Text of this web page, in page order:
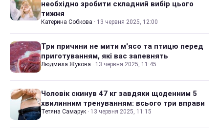
необхідно зробити складний вибір цього
тижня
Катерина Собкова · 13 червня 2025, 12:00
Три причини не мити м'ясо та птицю перед
приготуванням, які вас запевнять
Людмила Жукова · 13 червня 2025, 11:45
Чоловік скинув 47 кг завдяки щоденним 5
хвилинним тренуванням: всього три вправи
Тетяна Самарук · 13 червня 2025, 11:15